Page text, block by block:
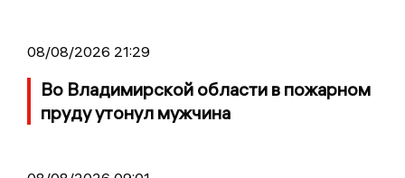
08/08/2026 21:29
Во Владимирской области в пожарном
пруду утонул мужчина